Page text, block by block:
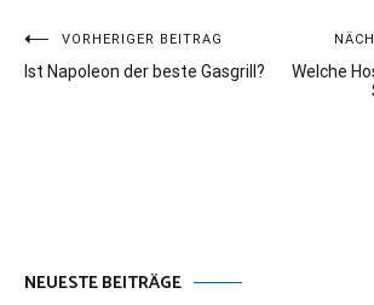
Beitragsnavigation
VORHERIGER BEITRAG
Ist Napoleon der beste Gasgrill?
Welche
NEUESTE BEITRÄGE